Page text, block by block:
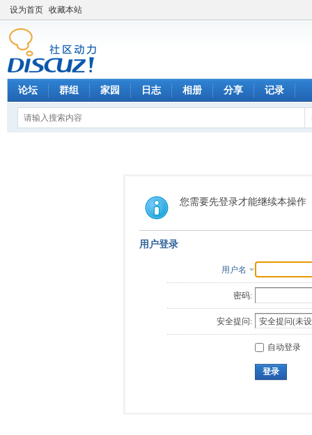
设为首页 收藏本站
论坛 群组 家园 日志 相册 分享 记录
您需要先登录才能继续本操作
用户登录
用户名
密码:
安全提问:
自动登录
登录